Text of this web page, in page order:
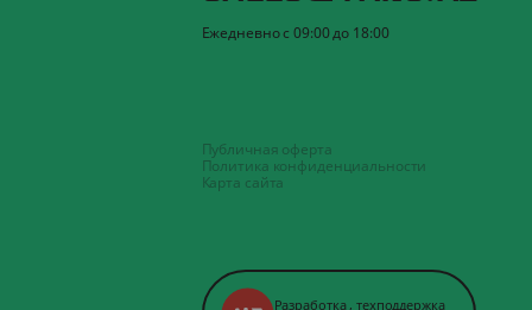
Ежедневно с 09:00 до 18:00
Публичная оферта
Политика конфиденциальности
Карта сайта
Разработка,техподдержка